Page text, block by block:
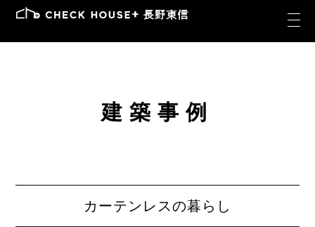
建築事例
カーテンレスの暮らし